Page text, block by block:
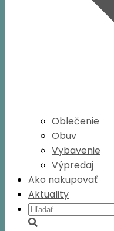
Oblečenie
Obuv
Vybavenie
Výpredaj
Ako nakupovať
Aktuality
Hľadať: